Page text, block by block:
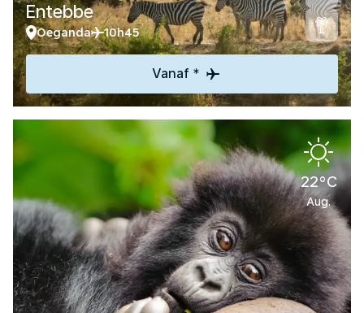
Entebbe
Oeganda 10h45
Vanaf *
22°C
Aug.